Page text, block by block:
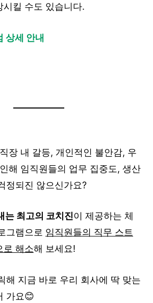
시킬 수도 있습니다.
상세 안내
장 내 갈등, 개인적인 불안감, 우
해 임직원들의 업무 집중도, 생산
정되진 않으신가요?
는 최고의 코치진이 제공하는 체
그램으로 임직원들의 직무 스트
로 해소해 보세요!
해 지금 바로 우리 회사에 딱 맞는
가요😊